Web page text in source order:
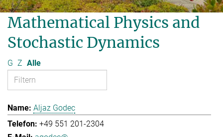
Mathematical Physics and
Stochastic Dynamics
G Z Alle
Aljaz Godec
+49 551 201-2304